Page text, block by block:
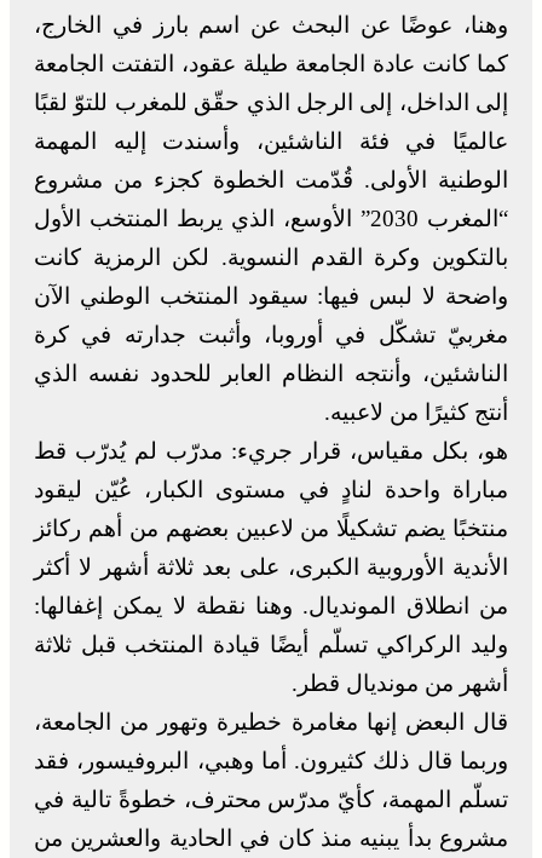
وهنا، عوضًا عن البحث عن اسم بارز في الخارج،
كما كانت عادة الجامعة طيلة عقود، التفتت الجامعة
إلى الداخل، إلى الرجل الذي حقّق للمغرب للتوّ لقبًا
عالميًا في فئة الناشئين، وأسندت إليه المهمة
الوطنية الأولى. قُدّمت الخطوة كجزء من مشروع
“المغرب 2030” الأوسع، الذي يربط المنتخب الأول
بالتكوين وكرة القدم النسوية. لكن الرمزية كانت
واضحة لا لبس فيها: سيقود المنتخب الوطني الآن
مغربيّ تشكّل في أوروبا، وأثبت جدارته في كرة
الناشئين، وأنتجه النظام العابر للحدود نفسه الذي
أنتج كثيرًا من لاعبيه.
هو، بكل مقياس، قرار جريء: مدرّب لم يُدرّب قط
مباراة واحدة لنادٍ في مستوى الكبار، عُيّن ليقود
منتخبًا يضم تشكيلًا من لاعبين بعضهم من أهم ركائز
الأندية الأوروبية الكبرى، على بعد ثلاثة أشهر لا أكثر
من انطلاق المونديال. وهنا نقطة لا يمكن إغفالها:
وليد الركراكي تسلّم أيضًا قيادة المنتخب قبل ثلاثة
أشهر من مونديال قطر.
قال البعض إنها مغامرة خطيرة وتهور من الجامعة،
وربما قال ذلك كثيرون. أما وهبي، البروفيسور، فقد
تسلّم المهمة، كأيّ مدرّس محترف، خطوةً تالية في
مشروع بدأ يبنيه منذ كان في الحادية والعشرين من